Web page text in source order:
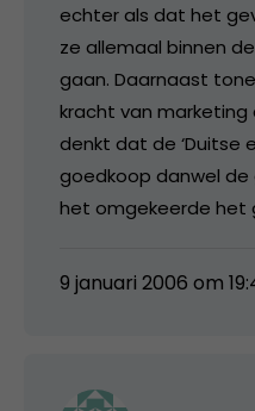
echter als dat het
ze allemaal binnen
gaan. Daarnaast
kracht van marketing
denkt dat de ‘Duitse
goedkoop danwel
het omgekeerde het
9 januari 2006 om